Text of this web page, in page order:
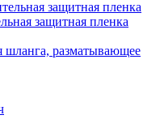
защитная пленка
шланга, разматывающее